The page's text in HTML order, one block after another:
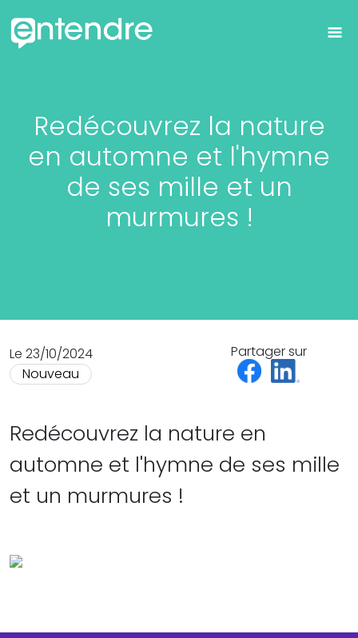
Redécouvrez la nature
en automne et l'hymne
de ses mille et un
murmures !
Le 23/10/2024
Nouveau
Partager sur
Redécouvrez la nature en
automne et l'hymne de ses mille
et un murmures !